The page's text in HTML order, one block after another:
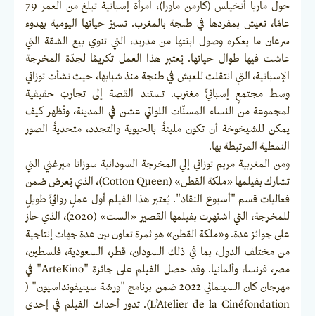
حول ماريا أنخيلس (كارمن ماورا)، امرأة إسبانية تبلغ من العمر 79
عامًا، تعيش بمفردها في طنجة بالمغرب. تسيرُ حياتها اليومية بهدوء
سرعان ما يعكره وصول ابنتها من مدريد، التي تنوي بيع الشقة التي
عاشت فيها طوال حياتها. يُعتبر هذا العمل تكريمًا لجدّة المخرجة
الإسبانية، التي انتقلت للعيش في طنجة منذ شبابها، حيث نشأت توزاني
وسط مجتمعٍ إسبانيٍّ مغترب. تستند القصة إلى تجاربَ حقيقية
لمجموعة من النساء المسنّات اللواتي عشن في المدينة، وتُظهر كيف
يمكن للشيخوخة أن تكون مليئةً بالحيوية والتجدد، متحديةً الصور
النمطية المرتبطة بها.
ومن المغربية مريم توزاني إلي المخرجة السودانية سوزانا ميرغني التي
تشارك بفيلمها «ملكة القطن» (Cotton Queen)، الذي يُعرض ضمن
فعاليات قسم "أسبوع النقاد". يُعتبر هذا الفيلم أول عملٍ روائيٍّ طويلٍ
للمخرجة، التي اشتهرت بفيلمها القصير «الست» (2020)، الذي حاز
على جوائز عدة. و«ملكة القطن» هو ثمرة تعاون بين عدة جهات إنتاجية
من مختلف الدول، بما في ذلك السودان، قطر، السعودية، فلسطين،
مصر، فرنسا، وألمانيا. وقد حصل الفيلم على جائزة "ArteKino" في
مهرجان كان السينمائي 2022 ضمن برنامج "ورشة سينيفونداسيون" (
L’Atelier de la Cinéfondation). تدور أحداث الفيلم في إحدى